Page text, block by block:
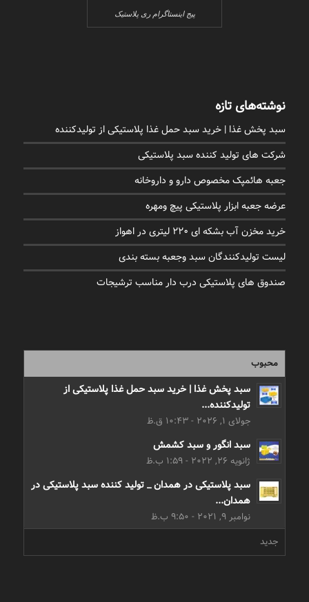
پیج اینستاگرام ری پلاستیک
نوشته‌های تازه
سبد پخش غذا | خرید سبد حمل غذا پلاستیکی از تولیدکننده
شرکت های تولید کننده سبد پلاستیکی
جعبه هائمپک مخصوص دارو و داروخانه
عرضه جعبه ابزار پلاستیکی پیچ ومهره
خرید مخزن آب بشکه ای 220 لیتری در اهواز
لیست تولیدکنندگان سبد وجعبه بسته بندی
صندوق های پلاستیکی درب دار مناسب ترشیجات
محبوب
سبد پخش غذا | خرید سبد حمل غذا پلاستیکی از
تولیدکننده...
جولای 1, 2026 - 10:43 ق.ظ
سبد انگور و سبد کشمش
ژانویه 26, 2022 - 1:59 ب.ظ
سبد پلاستیکی در همدان _ تولید کننده سبد پلاستیکی در
همدان...
نوامبر 9, 2021 - 9:50 ب.ظ
جدید